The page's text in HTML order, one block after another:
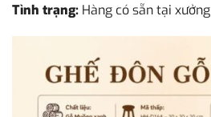
Tình trạng: Hàng có sẵn tại xưởng